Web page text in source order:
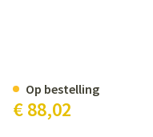
€ 88,02
Op bestelling